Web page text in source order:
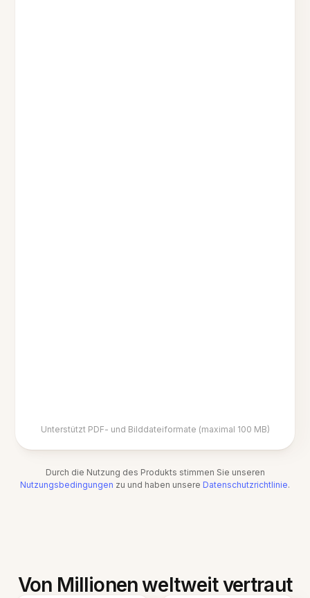
Unterstützt PDF- und Bilddateiformate (maximal 100 MB)
Durch die Nutzung des Produkts stimmen Sie unseren
Nutzungsbedingungen zu und haben unsere Datenschutzrichtlinie.
Von Millionen weltweit vertraut